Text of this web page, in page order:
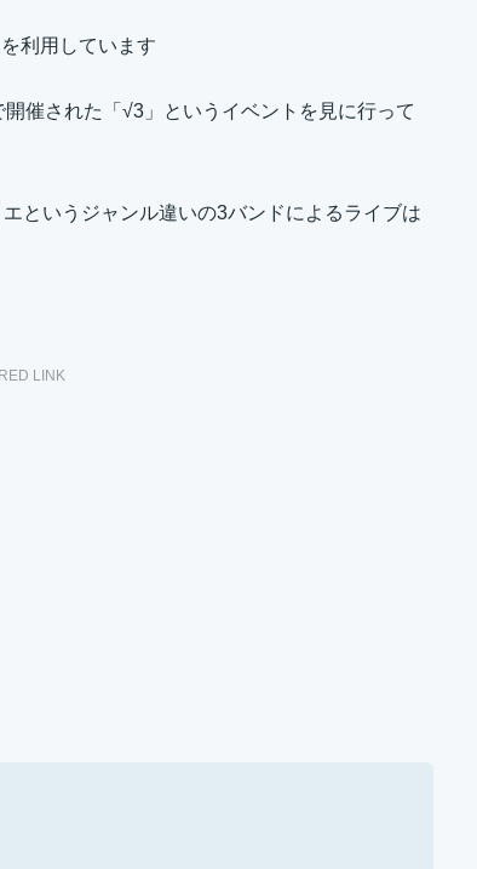
利用しています
催された「√3」というイベントを見に行って
というジャンル違いの3バンドによるライブは
LINK